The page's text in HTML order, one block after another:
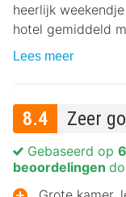
heerlijk
hotel gemiddeld
Lees meer
8.4 Zeer
Gebaseerd op
beoordelingen